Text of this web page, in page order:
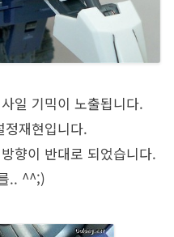
일 기믹이 노출됩니다.
정재현입니다.
향이 반대로 되었습니다.
.. ^^;)